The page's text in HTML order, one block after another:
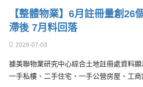
【整體物業】6月註冊量創26
滯後 7月料回落
2026-07-03
據美聯物業研究中心綜合土地註冊處資料
一手私樓、二手住宅、一手公營房屋、工